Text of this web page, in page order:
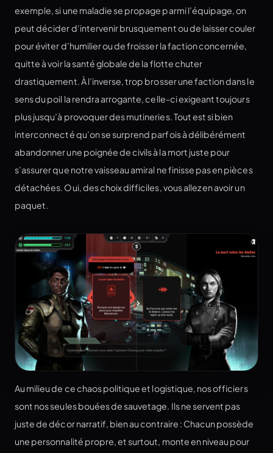
exemple, si une maladie se propage parmi l’équipage, on
peut décider d’intervenir brusquement ou de laisser couler
pour éviter d’humilier ou de froisser la faction concernée,
quitte à voir la santé globale de la flotte chuter
drastiquement. À l’inverse, trop brosser une faction dans le
sens du poil la rendra arrogante, celle-ci exigeant toujours
plus jusqu’à provoquer des mutineries. Tout est si bien
interconnecté qu’on se surprend parfois à délibérément
abandonner une poignée de civils à la mort juste pour
s’assurer que notre vaisseau amiral ne finisse pas en pièces
détachées. Oui, des choix difficiles, vous allez en avoir un
paquet.
Au milieu de ce chaos politique et logistique, nos officiers
sont nos seules bouées de sauvetage. Ils ne servent pas
juste de décor narratif, bien au contraire : Chacun possède
une personnalité propre, et surtout, monte en niveau pour